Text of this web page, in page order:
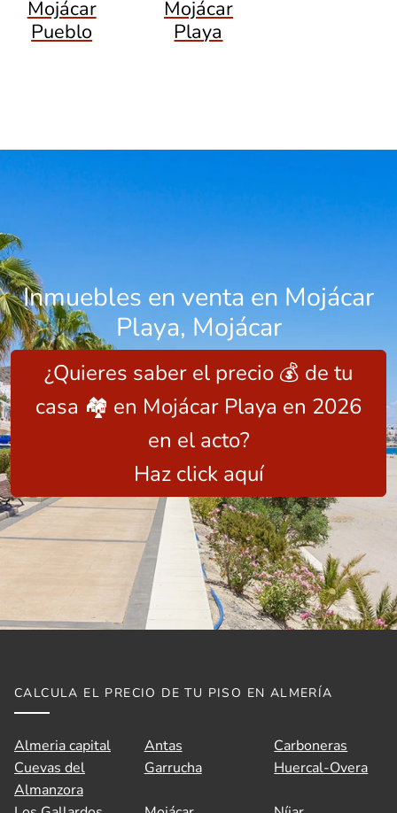
Mojácar
Pueblo
Mojácar
Playa
Inmuebles en venta en Mojácar
Playa, Mojácar
¿Quieres saber el precio 💰 de tu
casa 🏘️ en Mojácar Playa en 2026
en el acto?
Haz click aquí
CALCULA EL PRECIO DE TU PISO EN ALMERÍA
Almeria capital Antas
Carboneras
Cuevas del
Almanzora
Garrucha Huercal-Overa
Idilico Realty.
¿En qué puedo ayudarte hoy?
¿Quieres
saber el precio de venta 💰 de
tu vivienda
en el mercado actual?
¿🔍